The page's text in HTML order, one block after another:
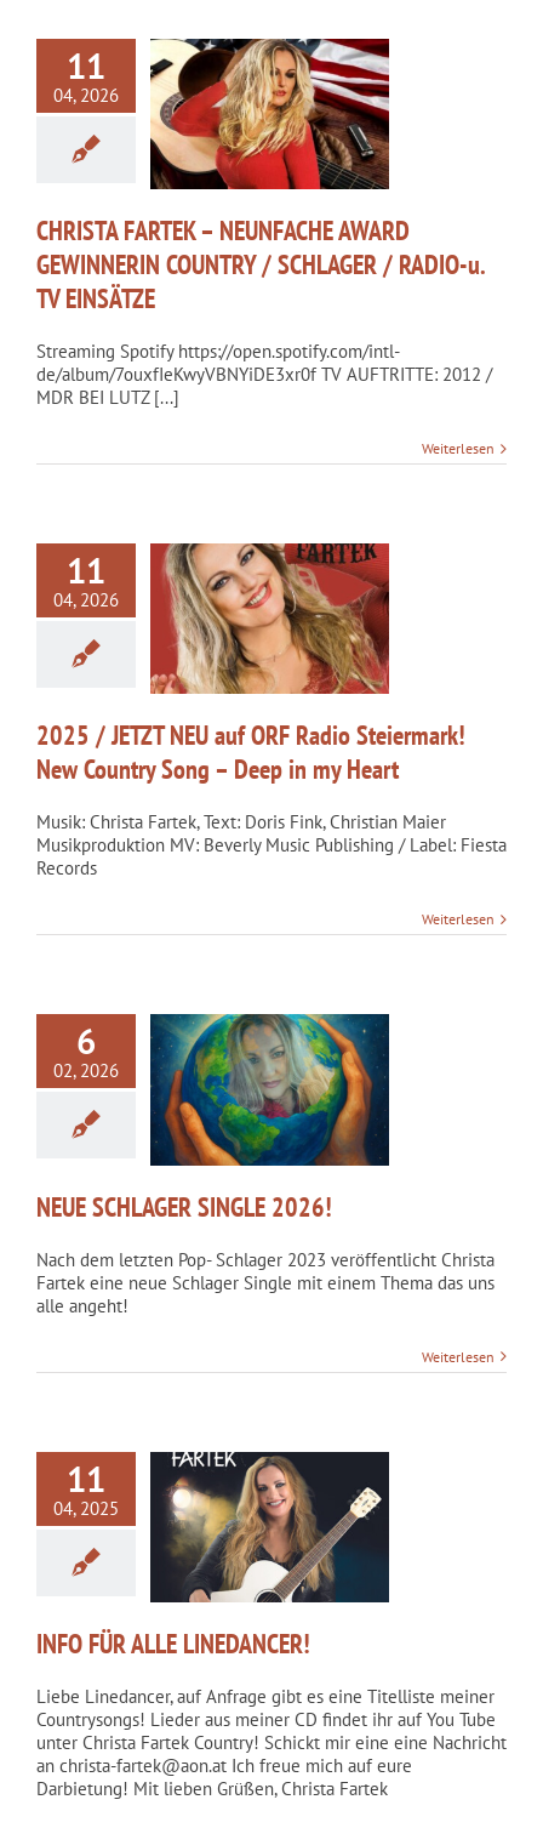
11
04, 2026
FARTEK –
AWARD
COUNTRY /
/ RADIO-u. TV
CHRISTA FARTEK – NEUNFACHE AWARD
GEWINNERIN COUNTRY / SCHLAGER / RADIO-u.
TV EINSÄTZE
Streaming Spotify https://open.spotify.com/intl-
de/album/7ouxfIeKwyVBNYiDE3xr0f TV AUFTRITTE: 2012 /
MDR BEI LUTZ [...]
Weiterlesen
11
04, 2026
NEU auf ORF
New
– Deep in my
2025 / JETZT NEU auf ORF Radio Steiermark!
New Country Song – Deep in my Heart
Musik: Christa Fartek, Text: Doris Fink, Christian Maier
Musikproduktion MV: Beverly Music Publishing / Label: Fiesta
Records
Weiterlesen
6
02, 2026
SINGLE
NEUE SCHLAGER SINGLE 2026!
Nach dem letzten Pop- Schlager 2023 veröffentlicht Christa
Fartek eine neue Schlager Single mit einem Thema das uns
alle angeht!
Weiterlesen
11
04, 2025
FÜR ALLE
INFO FÜR ALLE LINEDANCER!
Liebe Linedancer, auf Anfrage gibt es eine Titelliste meiner
Countrysongs! Lieder aus meiner CD findet ihr auf You Tube
unter Christa Fartek Country! Schickt mir eine eine Nachricht
an christa-fartek@aon.at Ich freue mich auf eure
Darbietung! Mit lieben Grüßen, Christa Fartek